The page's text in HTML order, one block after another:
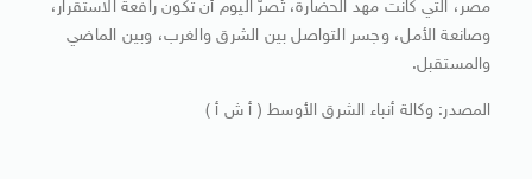
مصر، التي كانت مهد الحضارة، تُصرّ اليوم أن تكون رافعة الاستقرار،
وصانعة الأمل، وجسر التواصل بين الشرق والغرب، وبين الماضي
والمستقبل.
المصدر: وكالة أنباء الشرق الأوسط ( أ ش أ )